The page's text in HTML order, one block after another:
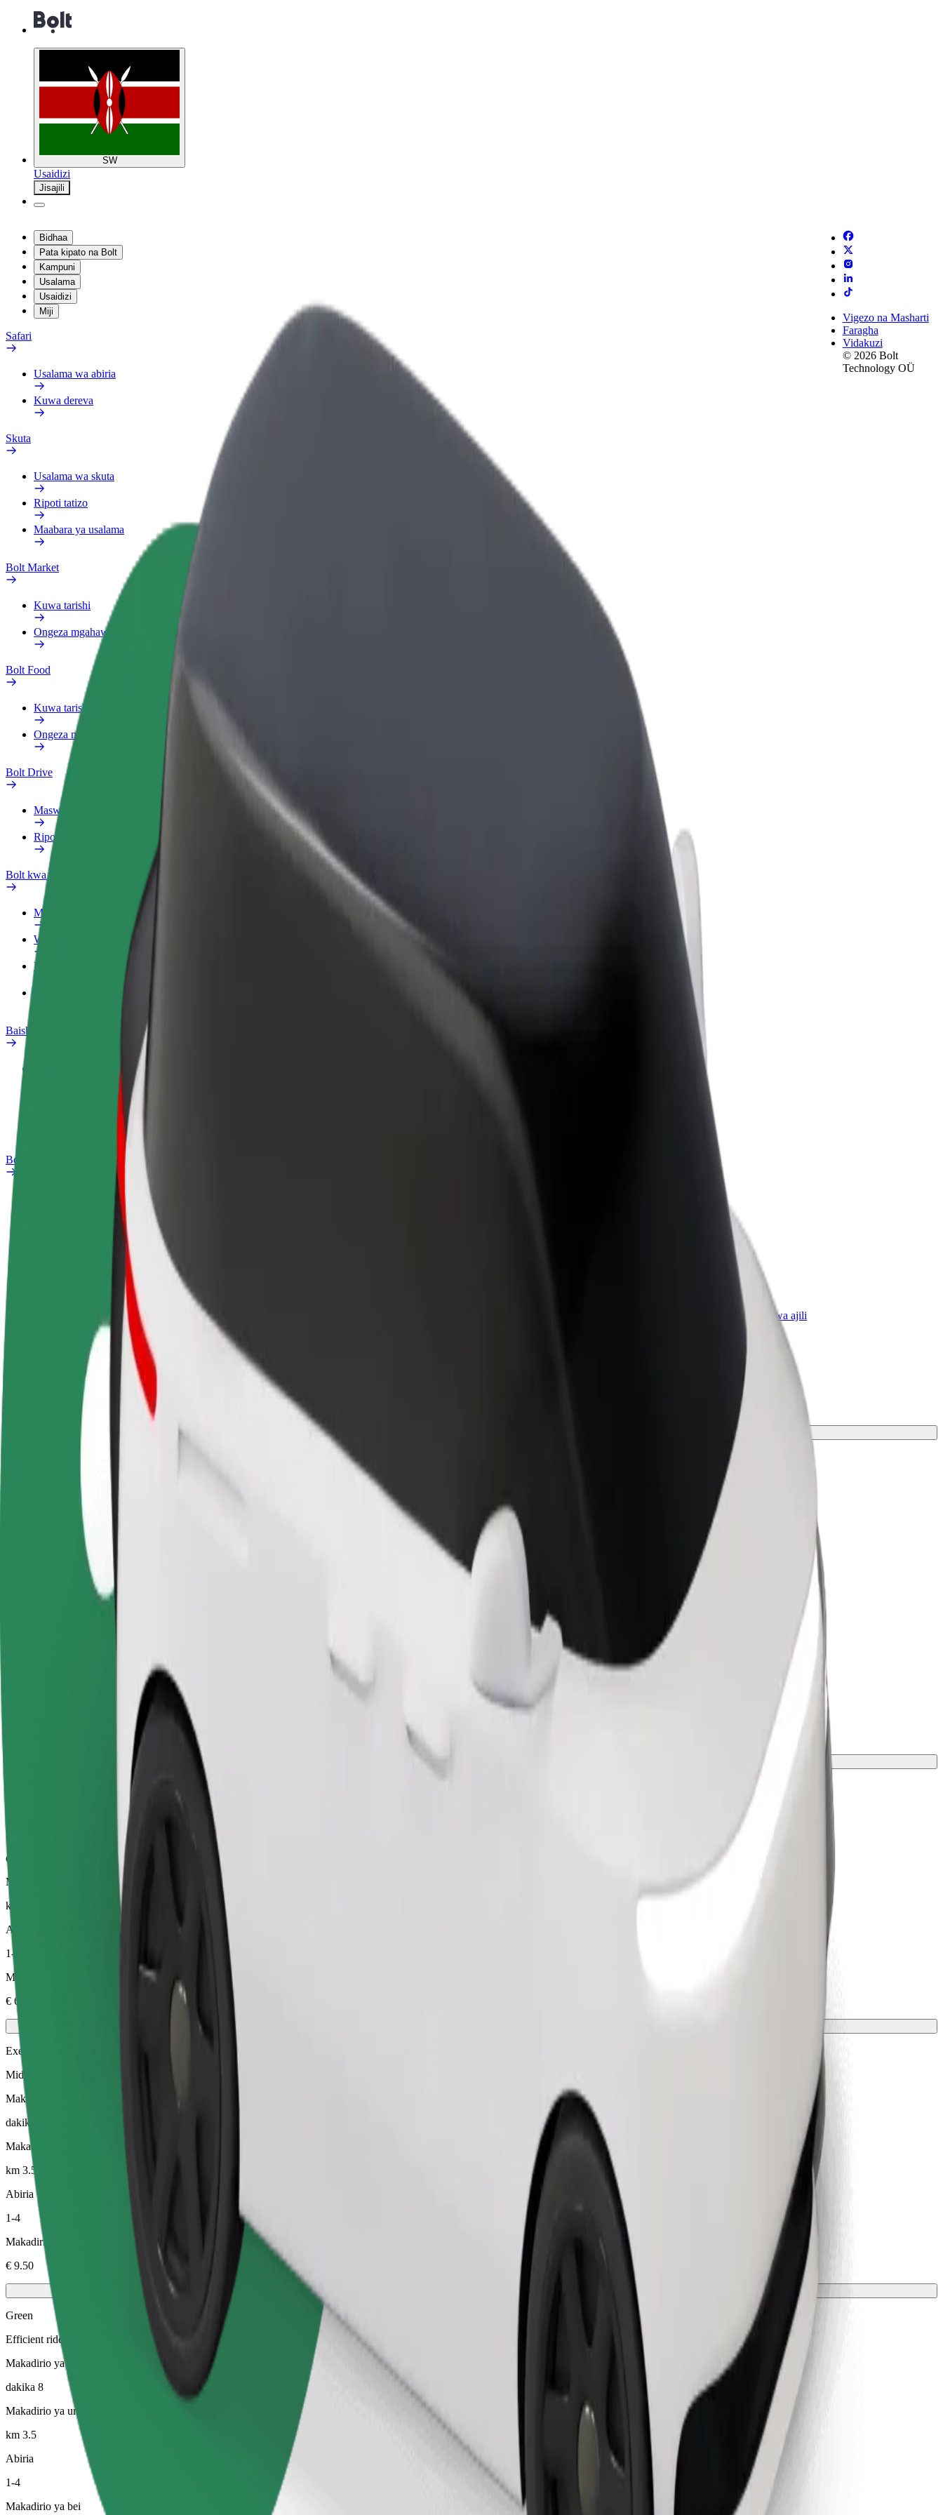
SW
Usaidizi
Jisajili
Bidhaa
Pata kipato na Bolt
Kampuni
Usalama
Usaidizi
Miji
Safari
Usalama wa abiria
Kuwa dereva
Skuta
Usalama wa skuta
Ripoti tatizo
Maabara ya usalama
Bolt Market
Kuwa tarishi
Ongeza mgahawa au duka
Bolt Food
Kuwa tarishi
Ongeza mgahawa au duka
Bolt Drive
Maswali yanayoulizwa sana
Ripoti usafiri
Bolt kwa Biashara
Manufaa
Wasifu wa kazi
Bidhaa
Bolt Food kwa Biashara
Baiskeli ya umeme
Maabara ya usalama
Maswali yanayoulizwa sana
Bolt Plus
Maswali yanayoulizwa sana
Kuwa tarishi
Wasilisha chakula na ulipwe
kila wiki
Bidhaa na huduma za Bolt zilizopanuliwa kwa ajili
Vigezo na Masharti
Faragha
Vidakuzi
© 2026 Bolt
Technology OÜ
Jinsi ya kufika kutoka Most SNP kwenda Nivy
Unatafuta njia bora ya kufika kutoka Most SNP kwenda Nivy? Gundua huduma zetu na ujipatie huduma inayofaa kwa safari yako.
Urahisi na starehe vinapatikana haraka!
Dependable rides in everyday, mid-size cars.
Makadirio ya muda wa safari
Larger cars with more legroom and storage
Makadirio ya muda wa safari
dakika 8
Makadirio ya umbali
km 3.5
Abiria
1-4
Makadirio ya bei
€ 6.10
Executive
Mid-size premium cars with high-end amenities
Makadirio ya muda wa safari
dakika 8
Makadirio ya umbali
km 3.5
Abiria
1-4
Makadirio ya bei
€ 9.50
Green
Efficient rides in hybrid and electric vehicles
Makadirio ya muda wa safari
dakika 8
Makadirio ya umbali
km 3.5
Abiria
1-4
Makadirio ya bei